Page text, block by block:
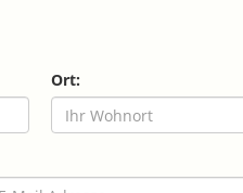
Ort: